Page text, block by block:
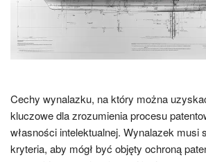
Cechy wynalazku, na który można
kluczowe dla zrozumienia procesu
własności intelektualnej. Wynalazek musi
kryteria, aby mógł być objęty ochroną